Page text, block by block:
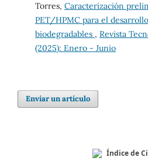
Torres, Caracterización
PET/HPMC para el
biodegradables , Revista
(2025): Enero - Junio
Enviar un artículo
Índice de